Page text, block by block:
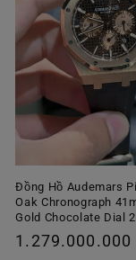
Đồng Hồ Audemars
Oak Chronograph
Gold Chocolate Dial
Giá
1.279.000.000